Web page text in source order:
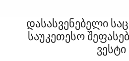
დასასვენებელი
საუკეთესო
ვესტი